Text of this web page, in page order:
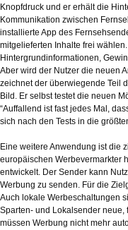
Knopfdruck und er erhält die
Kommunikation zwischen
installierte App des
mitgelieferten Inhalte frei
Hintergrundinformationen,
Aber wird der Nutzer die neuen
zeichnet der überwiegende Teil
Bild. Er selbst testet die neuen
“Auffallend ist fast jedes Mal,
sich nach den Tests in die
Eine weitere Anwendung ist die
europäischen Werbevermarkter
entwickelt. Der Sender kann
Werbung zu senden. Für die
Auch lokale Werbeschaltungen
Sparten- und Lokalsender neue,
müssen Werbung nicht mehr